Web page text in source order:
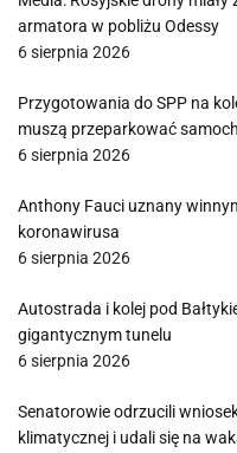
armatora w pobliżu Odessy
6 sierpnia 2026
Przygotowania do SPP na
muszą przeparkować
6 sierpnia 2026
Anthony Fauci uznany
koronawirusa
6 sierpnia 2026
Autostrada i kolej pod
gigantycznym tunelu
6 sierpnia 2026
Senatorowie odrzucili
klimatycznej i udali się na